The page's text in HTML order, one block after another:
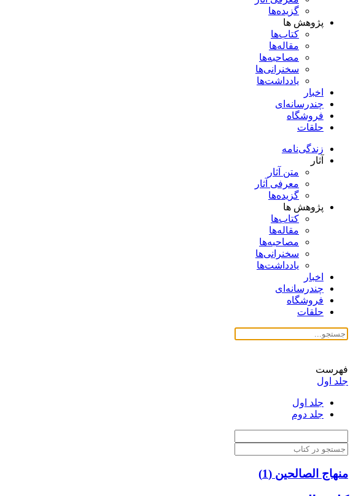
گزیده‌ها
پژوهش ها
کتاب‌ها
مقاله‌ها
مصاحبه‌ها
سخنرانی‌ها
یادداشت‌ها
اخبار
چندرسانه‌ای
فروشگاه
حلقات
زندگی‌نامه
آثار
متن آثار
معرفی آثار
گزیده‌ها
پژوهش ها
کتاب‌ها
مقاله‌ها
مصاحبه‌ها
سخنرانی‌ها
یادداشت‌ها
اخبار
چندرسانه‌ای
فروشگاه
حلقات
فهرست
جلد اول
جلد اول
جلد دوم
منهاج الصالحین (1)